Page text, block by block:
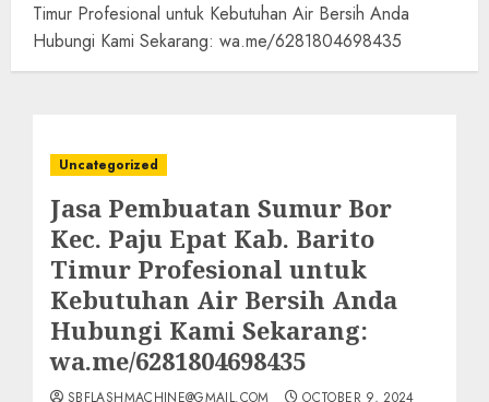
Timur Profesional untuk Kebutuhan Air Bersih Anda
Hubungi Kami Sekarang: wa.me/6281804698435
Uncategorized
Jasa Pembuatan Sumur Bor
Kec. Paju Epat Kab. Barito
Timur Profesional untuk
Kebutuhan Air Bersih Anda
Hubungi Kami Sekarang:
wa.me/6281804698435
SBFLASHMACHINE@GMAIL.COM OCTOBER 9, 2024